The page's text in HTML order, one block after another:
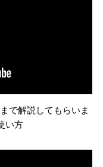
で解説してもらいま
い方